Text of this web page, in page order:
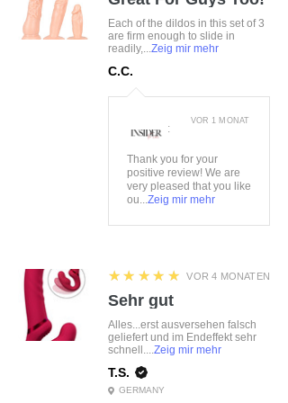
15%Polyamid, 10%Elasthan
Each of the dildos in this set of 3
are firm enough to slide in
readily,...Zeig mir mehr
C.C.
:
Thank you for your
positive review! We are
very pleased that you like
ou...Zeig mir mehr
VOR 1 MONAT
VOR 4 MONATEN
5
★★★★★
Sehr gut
Alles...erst ausversehen falsch
geliefert und im Endeffekt sehr
schnell....Zeig mir mehr
T.S.
GERMANY